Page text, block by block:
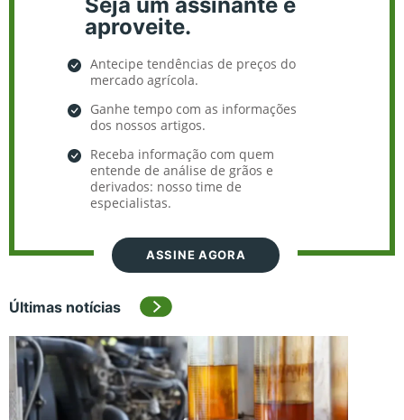
aproveite.
Antecipe tendências de preços do
mercado agrícola.
Ganhe tempo com as informações
dos nossos artigos.
Receba informação com quem
entende de análise de grãos e
derivados: nosso time de
especialistas.
ASSINE AGORA
Últimas notícias